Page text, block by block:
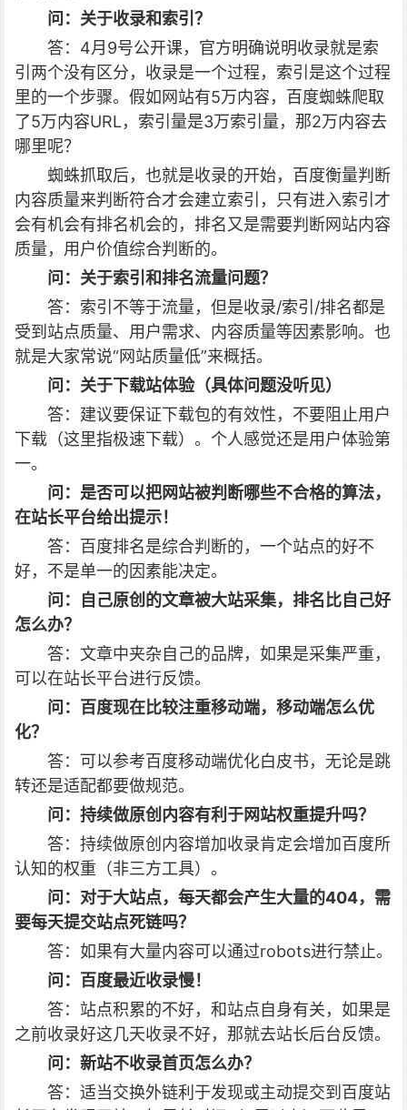
问：关于收录和索引？
答：4月9号公开课，官方明确说明收录就是索
引两个没有区分，收录是一个过程，索引是这个过程
里的一个步骤。假如网站有5万内容，百度蜘蛛爬取
了5万内容URL，索引量是3万索引量，那2万内容去
哪里呢？
蜘蛛抓取后，也就是收录的开始，百度衡量判断
内容质量来判断符合才会建立索引，只有进入索引才
会有机会有排名机会的，排名又是需要判断网站内容
质量，用户价值综合判断的。
问：关于索引和排名流量问题？
答：索引不等于流量，但是收录/索引/排名都是
受到站点质量、用户需求、内容质量等因素影响。也
就是大家常说“网站质量低”来概括。
问：关于下载站体验（具体问题没听见）
答：建议要保证下载包的有效性，不要阻止用户
下载（这里指极速下载）。个人感觉还是用户体验第
一。
问：是否可以把网站被判断哪些不合格的算法，
在站长平台给出提示！
答：百度排名是综合判断的，一个站点的好不
好，不是单一的因素能决定。
问：自己原创的文章被大站采集，排名比自己好
怎么办？
答：文章中夹杂自己的品牌，如果是采集严重，
可以在站长平台进行反馈。
问：百度现在比较注重移动端，移动端怎么优
化？
答：可以参考百度移动端优化白皮书，无论是跳
转还是适配都要做规范。
问：持续做原创内容有利于网站权重提升吗？
答：持续做原创内容增加收录肯定会增加百度所
认知的权重（非三方工具）。
问：对于大站点，每天都会产生大量的404，需
要每天提交站点死链吗？
答：如果有大量内容可以通过robots进行禁止。
问：百度最近收录慢！
答：站点积累的不好，和站点自身有关，如果是
之前收录好这几天收录不好，那就去站长后台反馈。
问：新站不收录首页怎么办？
答：适当交换外链利于发现或主动提交到百度站